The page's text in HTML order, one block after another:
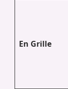
En Grille